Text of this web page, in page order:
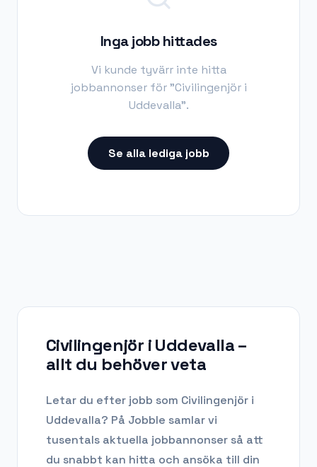
Inga jobb hittades
Vi kunde tyvärr inte hitta
jobbannonser för "Civilingenjör i
Uddevalla".
Se alla lediga jobb
Civilingenjör i Uddevalla–
allt du behöver veta
Letar du efter jobb som Civilingenjör i
Uddevalla? På Jobble samlar vi
tusentals aktuella jobbannonser så att
du snabbt kan hitta och ansöka till din